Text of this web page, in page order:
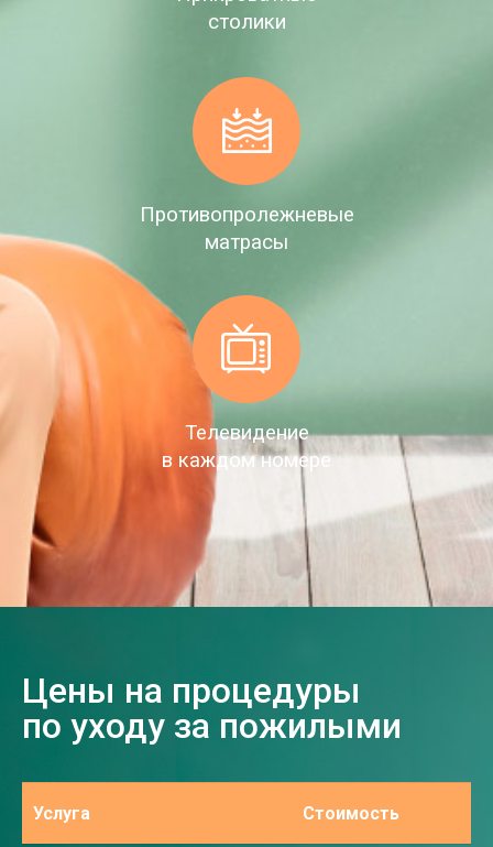
столики
Противопролежневые
матрасы
Телевидение
в каждом номере
Цены на процедуры
по уходу за пожилыми
Услуга Стоимость